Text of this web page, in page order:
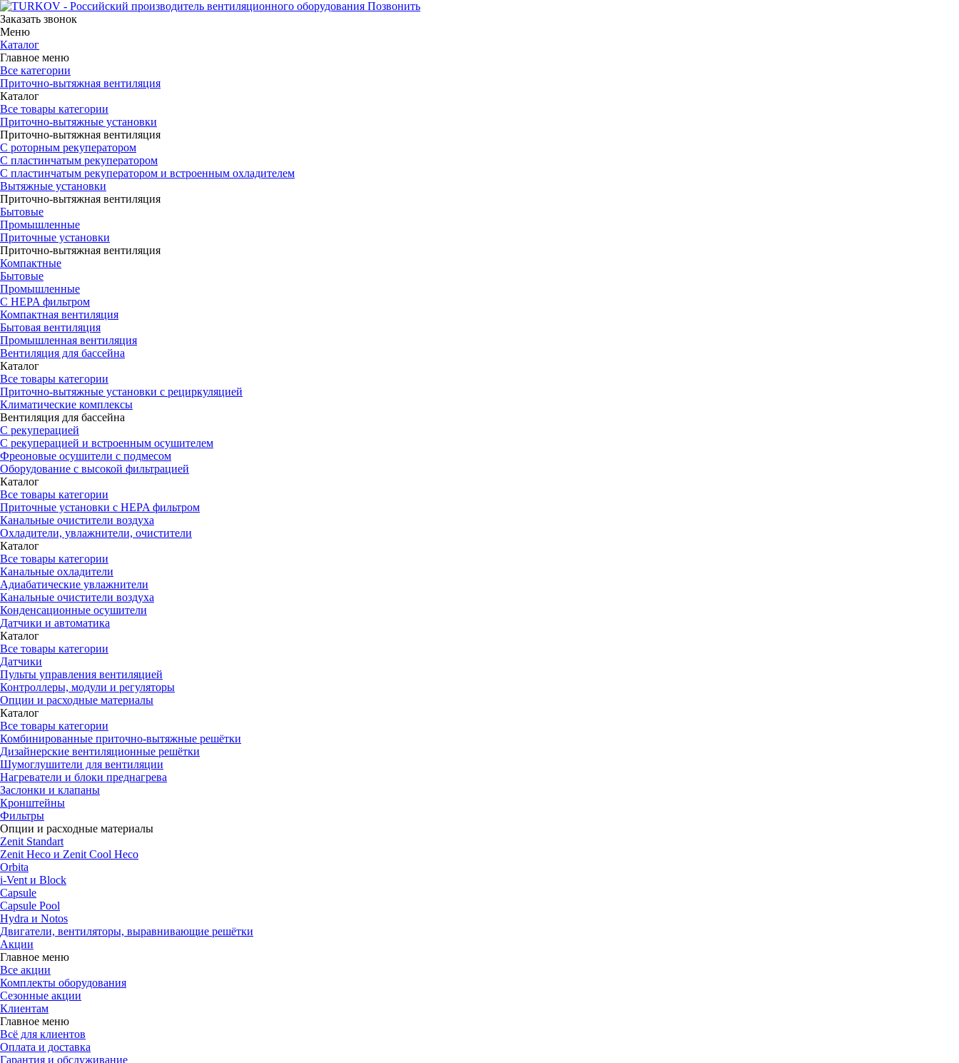
Позвонить
Заказать звонок
Меню
Каталог
Главное меню
Все категории
Приточно-вытяжная вентиляция
Каталог
Все товары категории
Приточно-вытяжные установки
Приточно-вытяжная вентиляция
С роторным рекуператором
С пластинчатым рекуператором
С пластинчатым рекуператором и встроенным охладителем
Вытяжные установки
Приточно-вытяжная вентиляция
Бытовые
Промышленные
Приточные установки
Приточно-вытяжная вентиляция
Компактные
Бытовые
Промышленные
С HEPA фильтром
Компактная вентиляция
Бытовая вентиляция
Промышленная вентиляция
Вентиляция для бассейна
Каталог
Все товары категории
Приточно-вытяжные установки с рециркуляцией
Климатические комплексы
Вентиляция для бассейна
С рекуперацией
С рекуперацией и встроенным осушителем
Фреоновые осушители с подмесом
Оборудование с высокой фильтрацией
Каталог
Все товары категории
Приточные установки c HEPA фильтром
Канальные очистители воздуха
Охладители, увлажнители, очистители
Каталог
Все товары категории
Канальные охладители
Адиабатические увлажнители
Канальные очистители воздуха
Конденсационные осушители
Датчики и автоматика
Каталог
Все товары категории
Датчики
Пульты управления вентиляцией
Контроллеры, модули и регуляторы
Опции и расходные материалы
Каталог
Все товары категории
Комбинированные приточно-вытяжные решётки
Дизайнерские вентиляционные решётки
Шумоглушители для вентиляции
Нагреватели и блоки преднагрева
Заслонки и клапаны
Кронштейны
Фильтры
Опции и расходные материалы
Zenit Standart
Zenit Heco и Zenit Cool Heco
Orbita
i-Vent и Block
Capsule
Capsule Pool
Hydra и Notos
Двигатели, вентиляторы, выравнивающие решётки
Акции
Главное меню
Все акции
Комплекты оборудования
Сезонные акции
Клиентам
Главное меню
Всё для клиентов
Оплата и доставка
Гарантия и обслуживание